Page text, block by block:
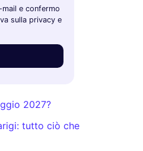
e confermo
sulla privacy e
2027?
tutto ciò che